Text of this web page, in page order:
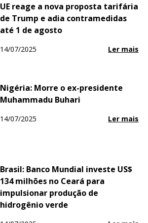
UE reage a nova proposta tarifária
de Trump e adia contramedidas
até 1 de agosto
14/07/2025 Ler mais
Nigéria: Morre o ex-presidente
Muhammadu Buhari
14/07/2025 Ler mais
Brasil: Banco Mundial investe US$
134 milhões no Ceará para
impulsionar produção de
hidrogênio verde